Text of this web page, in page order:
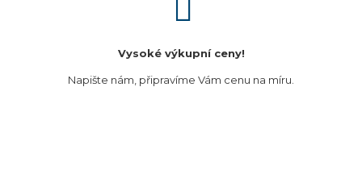
Vysoké výkupní ceny!
Napište nám, připravíme Vám cenu na míru.